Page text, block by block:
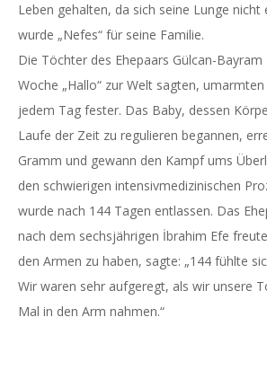
Leben gehalten, da sich seine Lunge nicht
wurde „Nefes“ für seine Familie.
Die Töchter des Ehepaars Gülcan-Bayram
Woche „Hallo“ zur Welt sagten,
jedem Tag fester. Das Baby, dessen
Laufe der Zeit zu regulieren begannen,
Gramm und gewann den Kampf ums
den schwierigen intensivmedizinischen
wurde nach 144 Tagen entlassen. Das
nach dem sechsjährigen İbrahim Efe
den Armen zu haben, sagte: „144 fühlte
Wir waren sehr aufgeregt, als wir unsere
Mal in den Arm nahmen.“